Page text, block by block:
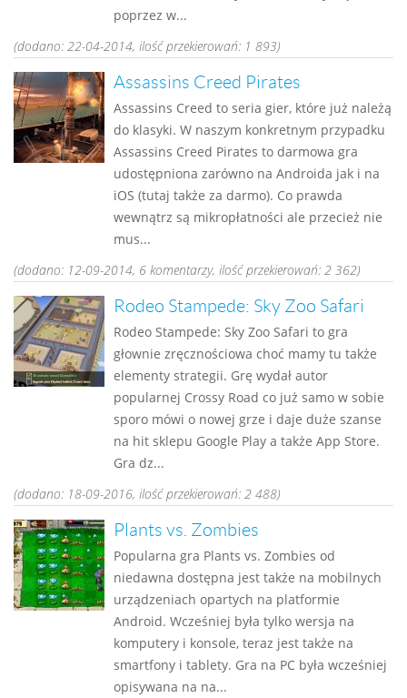
poprzez w...
(dodano: 22-04-2014, ilość przekierowań: 1 893)
Assassins Creed Pirates
Assassins Creed to seria gier, które już należą
do klasyki. W naszym konkretnym przypadku
Assassins Creed Pirates to darmowa gra
udostępniona zarówno na Androida jak i na
iOS (tutaj także za darmo). Co prawda
wewnątrz są mikropłatności ale przecież nie
mus...
(dodano: 12-09-2014, 6 komentarzy, ilość przekierowań: 2 362)
Rodeo Stampede: Sky Zoo Safari
Rodeo Stampede: Sky Zoo Safari to gra
głownie zręcznościowa choć mamy tu także
elementy strategii. Grę wydał autor
popularnej Crossy Road co już samo w sobie
sporo mówi o nowej grze i daje duże szanse
na hit sklepu Google Play a także App Store.
Gra dz...
(dodano: 18-09-2016, ilość przekierowań: 2 488)
Plants vs. Zombies
Popularna gra Plants vs. Zombies od
niedawna dostępna jest także na mobilnych
urządzeniach opartych na platformie
Android. Wcześniej była tylko wersja na
komputery i konsole, teraz jest także na
smartfony i tablety. Gra na PC była wcześniej
opisywana na na...